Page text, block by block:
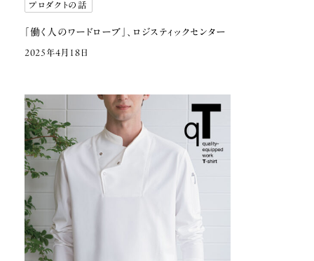
プロダクトの話
「働く人のワードローブ」、ロジスティックセンター
2025年4月18日